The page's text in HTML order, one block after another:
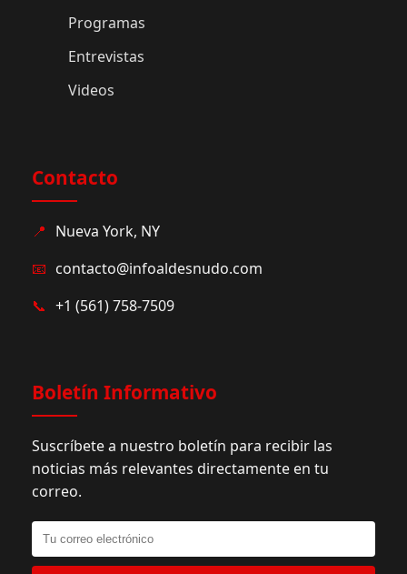
Programas
Entrevistas
Videos
Contacto
📍 Nueva York, NY
📧 contacto@infoaldesnudo.com
📞 +1 (561) 758-7509
Boletín Informativo
Suscríbete a nuestro boletín para recibir las
noticias más relevantes directamente en tu
correo.